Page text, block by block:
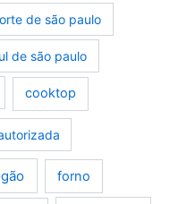
de são paulo
de são paulo
cooktop
forno